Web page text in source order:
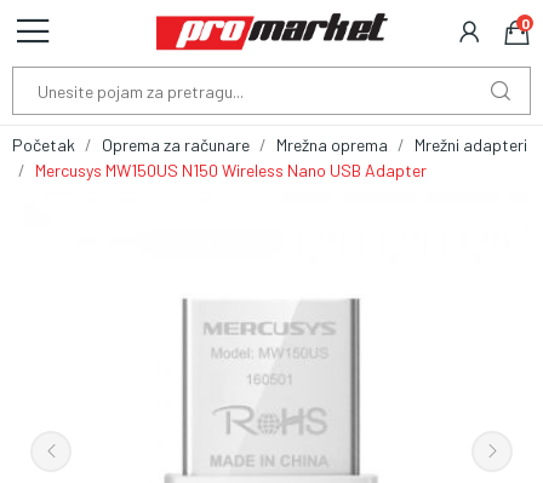
0
Početak Oprema za računare Mrežna oprema
Mrežni adapteri
Mercusys MW150US N150 Wireless Nano USB Adapter